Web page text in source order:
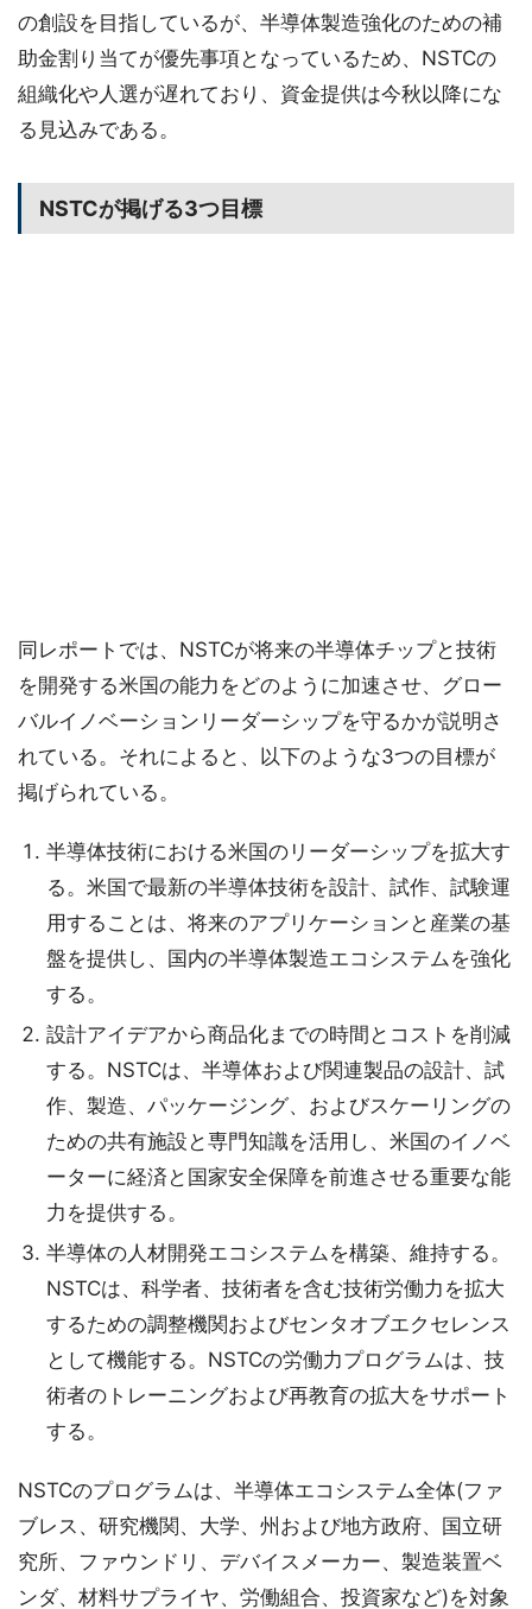
の創設を目指しているが、半導体製造強化のための補
助金割り当てが優先事項となっているため、NSTCの
組織化や人選が遅れており、資金提供は今秋以降にな
る見込みである。
NSTCが掲げる3つ目標
同レポートでは、NSTCが将来の半導体チップと技術
を開発する米国の能力をどのように加速させ、グロー
バルイノベーションリーダーシップを守るかが説明さ
れている。それによると、以下のような3つの目標が
掲げられている。
半導体技術における米国のリーダーシップを拡大す
る。米国で最新の半導体技術を設計、試作、試験運
用することは、将来のアプリケーションと産業の基
盤を提供し、国内の半導体製造エコシステムを強化
する。
設計アイデアから商品化までの時間とコストを削減
する。NSTCは、半導体および関連製品の設計、試
作、製造、パッケージング、およびスケーリングの
ための共有施設と専門知識を活用し、米国のイノベ
ーターに経済と国家安全保障を前進させる重要な能
力を提供する。
半導体の人材開発エコシステムを構築、維持する。
NSTCは、科学者、技術者を含む技術労働力を拡大
するための調整機関およびセンタオブエクセレンス
として機能する。NSTCの労働力プログラムは、技
術者のトレーニングおよび再教育の拡大をサポート
する。
NSTCのプログラムは、半導体エコシステム全体(ファ
ブレス、研究機関、大学、州および地方政府、国立研
究所、ファウンドリ、デバイスメーカー、製造装置ベ
ンダ、材料サプライヤ、労働組合、投資家など)を対象